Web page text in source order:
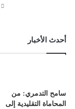
أحدث الأخبار
سامح التدمري: من
المحاماة التقليدية إلى